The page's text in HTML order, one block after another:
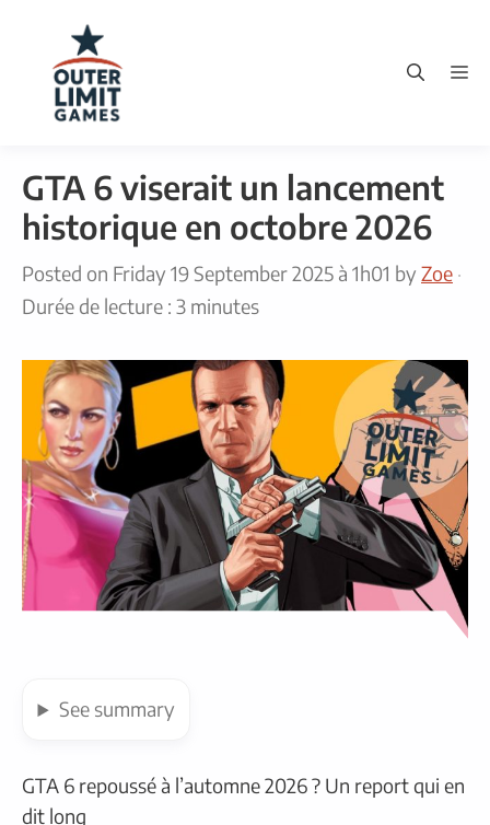
content
GTA 6 viserait un lancement
historique en octobre 2026
Posted on Friday 19 September 2025 à 1h01 byZoe ·
Durée de lecture : 3 minutes
See summary
GTA 6 repoussé à l’automne 2026 ? Un report qui en
dit long